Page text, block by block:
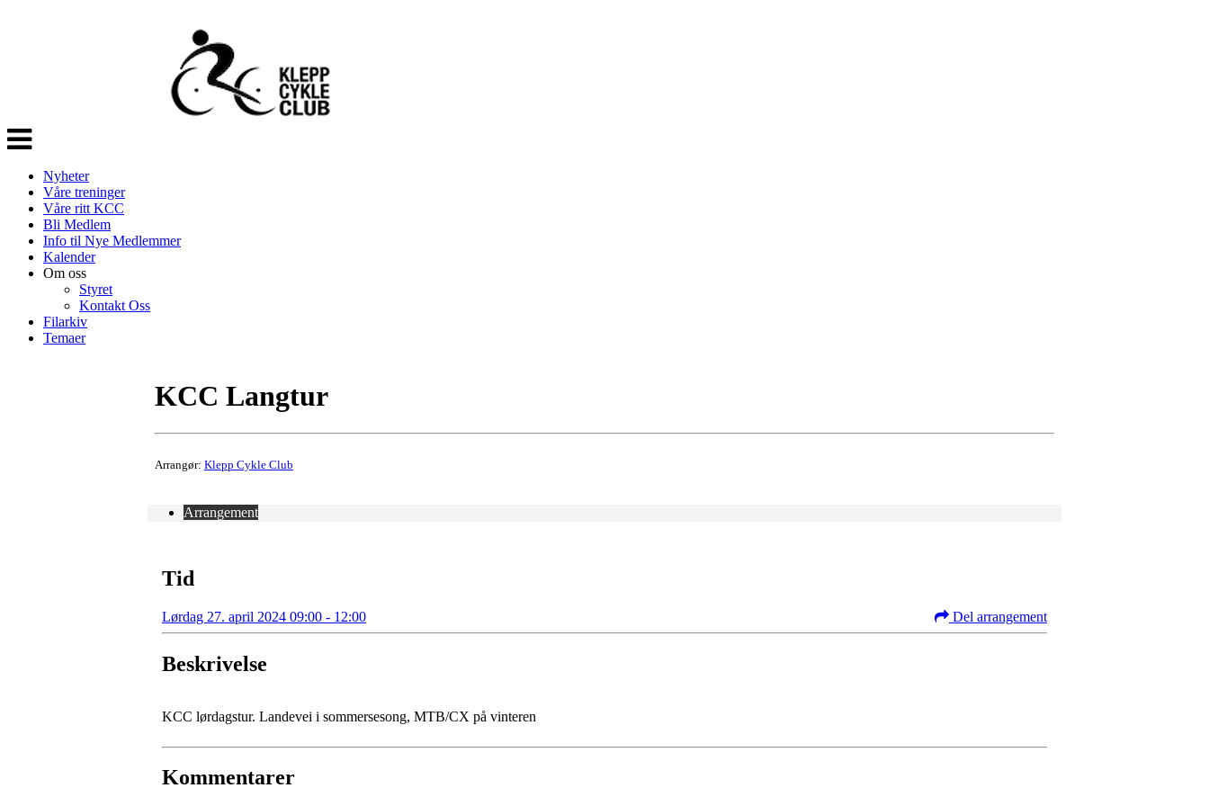
Veksle
navigasjon
Nyheter
Våre treninger
Våre ritt KCC
Bli Medlem
Info til Nye Medlemmer
Kalender
Om oss
Styret
Kontakt Oss
Filarkiv
Temaer
KCC Langtur
Arrangør: Klepp Cykle Club
Arrangement
Tid
Lørdag 27. april 2024 09:00 - 12:00 Del arrangement
Beskrivelse
KCC lørdagstur. Landevei i sommersesong, MTB/CX på vinteren
Kommentarer